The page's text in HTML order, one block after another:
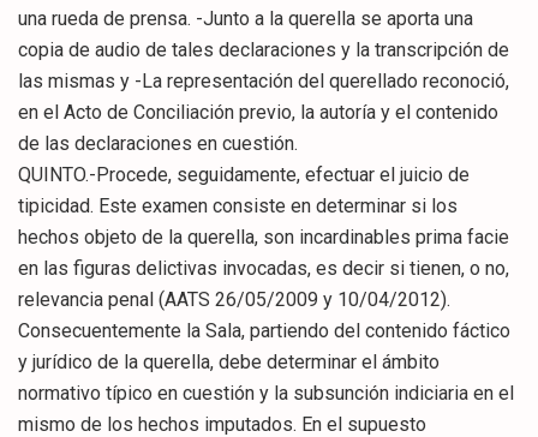
una rueda de prensa. -Junto a la querella se aporta una
copia de audio de tales declaraciones y la transcripción de
las mismas y -La representación del querellado reconoció,
en el Acto de Conciliación previo, la autoría y el contenido
de las declaraciones en cuestión.
QUINTO.-Procede, seguidamente, efectuar el juicio de
tipicidad. Este examen consiste en determinar si los
hechos objeto de la querella, son incardinables prima facie
en las figuras delictivas invocadas, es decir si tienen, o no,
relevancia penal (AATS 26/05/2009 y 10/04/2012).
Consecuentemente la Sala, partiendo del contenido fáctico
y jurídico de la querella, debe determinar el ámbito
normativo típico en cuestión y la subsunción indiciaria en el
mismo de los hechos imputados. En el supuesto